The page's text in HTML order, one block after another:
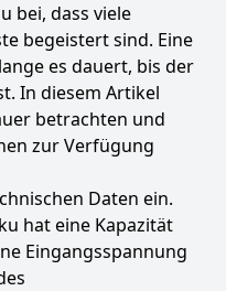
bei, dass viele
begeistert sind. Eine
es dauert, bis der
In diesem Artikel
betrachten und
zur Verfügung
Daten ein.
hat eine Kapazität
Eingangsspannung